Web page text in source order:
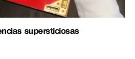
supersticiosas